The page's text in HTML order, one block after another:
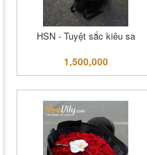
HSN - Tuyệt sắc kiêu sa
1,500,000